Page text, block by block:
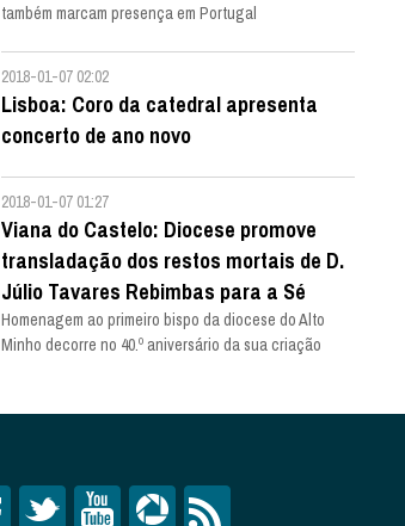
também marcam presença em Portugal
2018-01-07 02:02
Lisboa: Coro da catedral apresenta
concerto de ano novo
2018-01-07 01:27
Viana do Castelo: Diocese promove
transladação dos restos mortais de D.
Júlio Tavares Rebimbas para a Sé
Homenagem ao primeiro bispo da diocese do Alto
Minho decorre no 40.º aniversário da sua criação